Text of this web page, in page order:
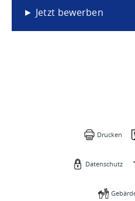
► Jetzt bewerben
Drucken
Datenschutz